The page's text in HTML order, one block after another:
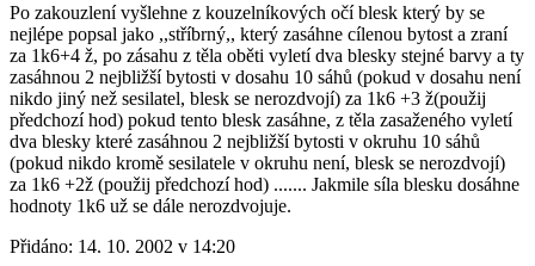
Po zakouzlení vyšlehne z kouzelníkových očí blesk který by se
nejlépe popsal jako ,,stříbrný,, který zasáhne cílenou bytost a zraní
za 1k6+4 ž, po zásahu z těla oběti vyletí dva blesky stejné barvy a ty
zasáhnou 2 nejbližší bytosti v dosahu 10 sáhů (pokud v dosahu není
nikdo jiný než sesilatel, blesk se nerozdvojí) za 1k6 +3 ž(použij
předchozí hod) pokud tento blesk zasáhne, z těla zasaženého vyletí
dva blesky které zasáhnou 2 nejbližší bytosti v okruhu 10 sáhů
(pokud nikdo kromě sesilatele v okruhu není, blesk se nerozdvojí)
za 1k6 +2ž (použij předchozí hod) ....... Jakmile síla blesku dosáhne
hodnoty 1k6 už se dále nerozdvojuje.
Přidáno: 14. 10. 2002 v 14:20